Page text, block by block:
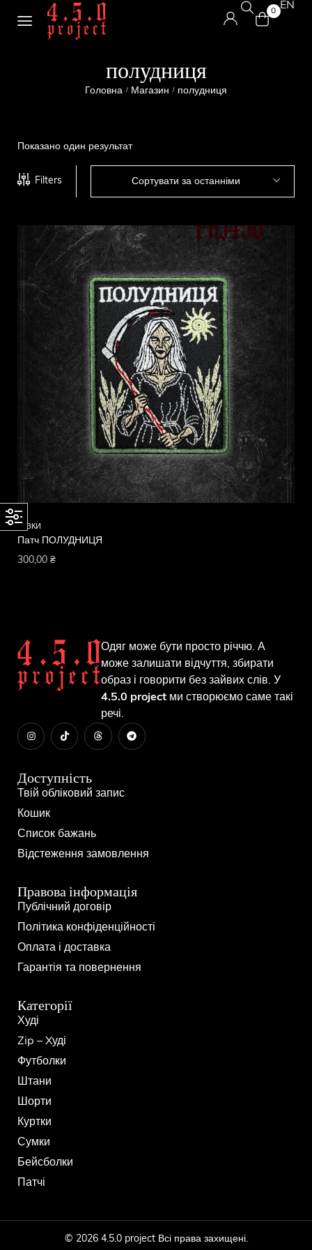
0 EN
полудниця
Головна / Магазин / полудниця
Показано один результат
Filters Сортувати за останніми
КАЗКИ
Патч ПОЛУДНИЦЯ
300,00 ₴
Одяг може бути просто річчю. А
може залишати відчуття, збирати
образ і говорити без зайвих слів. У
4.5.0 project ми створюємо саме такі
речі.
Доступність
Твій обліковий запис
Кошик
Список бажань
Відстеження замовлення
Правова інформація
Публічний договір
Політика конфіденційності
Оплата і доставка
Гарантія та повернення
Категорії
Худі
Zip – Xуді
Футболки
Штани
Шорти
Куртки
Сумки
Бейсболки
Патчі
© 2026 4.5.0 project Всі права захищені.